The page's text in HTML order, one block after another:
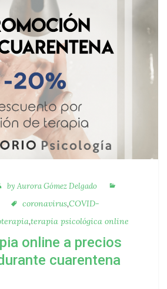
Autora
by Aurora Gómez Delgado
Etiquetas
coronavirus,COVID-
,terapia psicológica online
online a precios
cuarentena